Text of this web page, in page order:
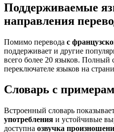
Поддерживаемые
направления
Помимо перевода с
поддерживает и другие
всего более 20 языков. Полный
переключателе языков на
Словарь с
Встроенный словарь
употребления и устойчивые
доступна озвучка